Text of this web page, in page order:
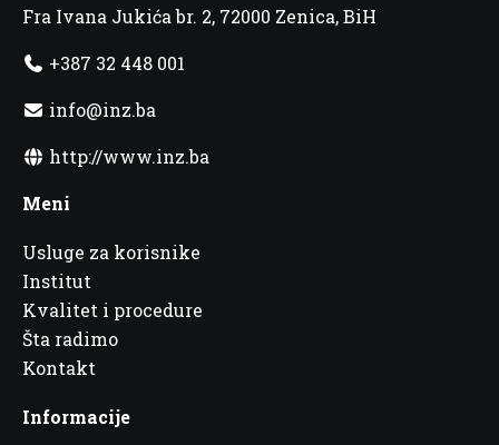
Fra Ivana Jukića br. 2, 72000 Zenica, BiH
+387 32 448 001
info@inz.ba
http://www.inz.ba
Meni
Usluge za korisnike
Institut
Kvalitet i procedure
Šta radimo
Kontakt
Informacije